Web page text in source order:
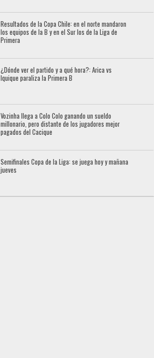
Resultados de la Copa Chile: en el norte mandaron
los equipos de la B y en el Sur los de la Liga de
Primera
¿Dónde ver el partido y a qué hora?: Arica vs
Iquique paraliza la Primera B
Vozinha llega a Colo Colo ganando un sueldo
millonario, pero distante de los jugadores mejor
pagados del Cacique
Semifinales Copa de la Liga: se juega hoy y mañana
jueves